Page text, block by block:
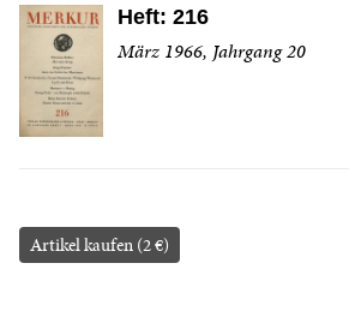
Heft: 216
März 1966, Jahrgang 20
Artikel kaufen (2 €)